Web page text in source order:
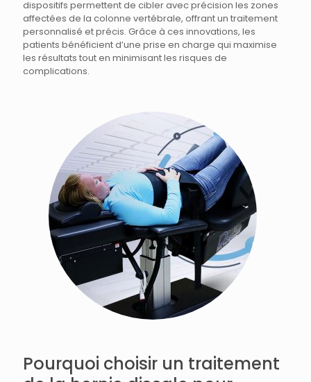
dispositifs permettent de cibler avec précision les zones
affectées de la colonne vertébrale, offrant un traitement
personnalisé et précis. Grâce à ces innovations, les
patients bénéficient d’une prise en charge qui maximise
les résultats tout en minimisant les risques de
complications.
Pourquoi choisir un traitement